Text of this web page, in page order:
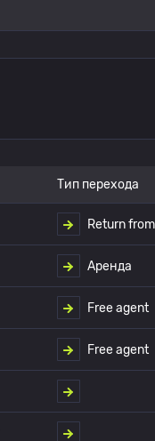
Тип перехода
Return
Аренда
Free agent
Free agent